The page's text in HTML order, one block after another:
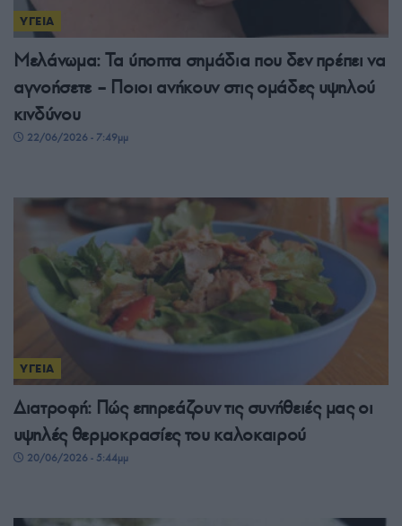
ΥΓΕΙΑ
Μελάνωμα: Τα ύποπτα σημάδια που δεν πρέπει να
αγνοήσετε – Ποιοι ανήκουν στις ομάδες υψηλού
κινδύνου
22/06/2026 - 7:49μμ
ΥΓΕΙΑ
Διατροφή: Πώς επηρεάζουν τις συνήθειές μας οι
υψηλές θερμοκρασίες του καλοκαιρού
20/06/2026 - 5:44μμ